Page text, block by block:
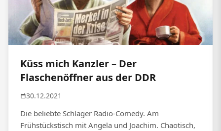
Küss mich Kanzler – Der
Flaschenöffner aus der DDR
30.12.2021
Die beliebte Schlager Radio-Comedy. Am
Frühstückstisch mit Angela und Joachim. Chaotisch,